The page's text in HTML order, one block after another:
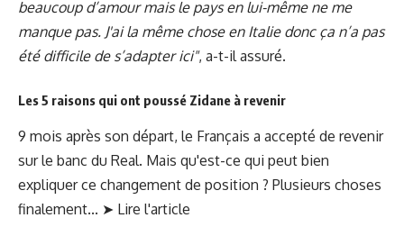
beaucoup d’amour mais le pays en lui-même ne me
manque pas. J'ai la même chose en Italie donc ça n’a pas
été difficile de s’adapter ici", a-t-il assuré.
Les 5 raisons qui ont poussé Zidane à revenir
9 mois après son départ, le Français a accepté de revenir
sur le banc du Real. Mais qu'est-ce qui peut bien
expliquer ce changement de position ? Plusieurs choses
finalement... ➤ Lire l'article